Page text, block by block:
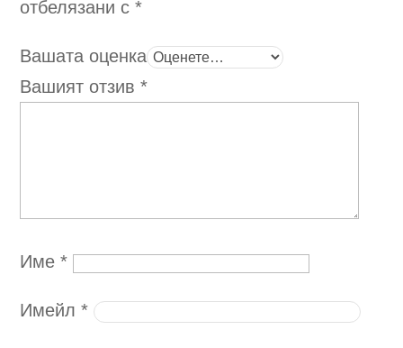
отбелязани с*
Вашата оценка
Вашият отзив*
Име*
Имейл*